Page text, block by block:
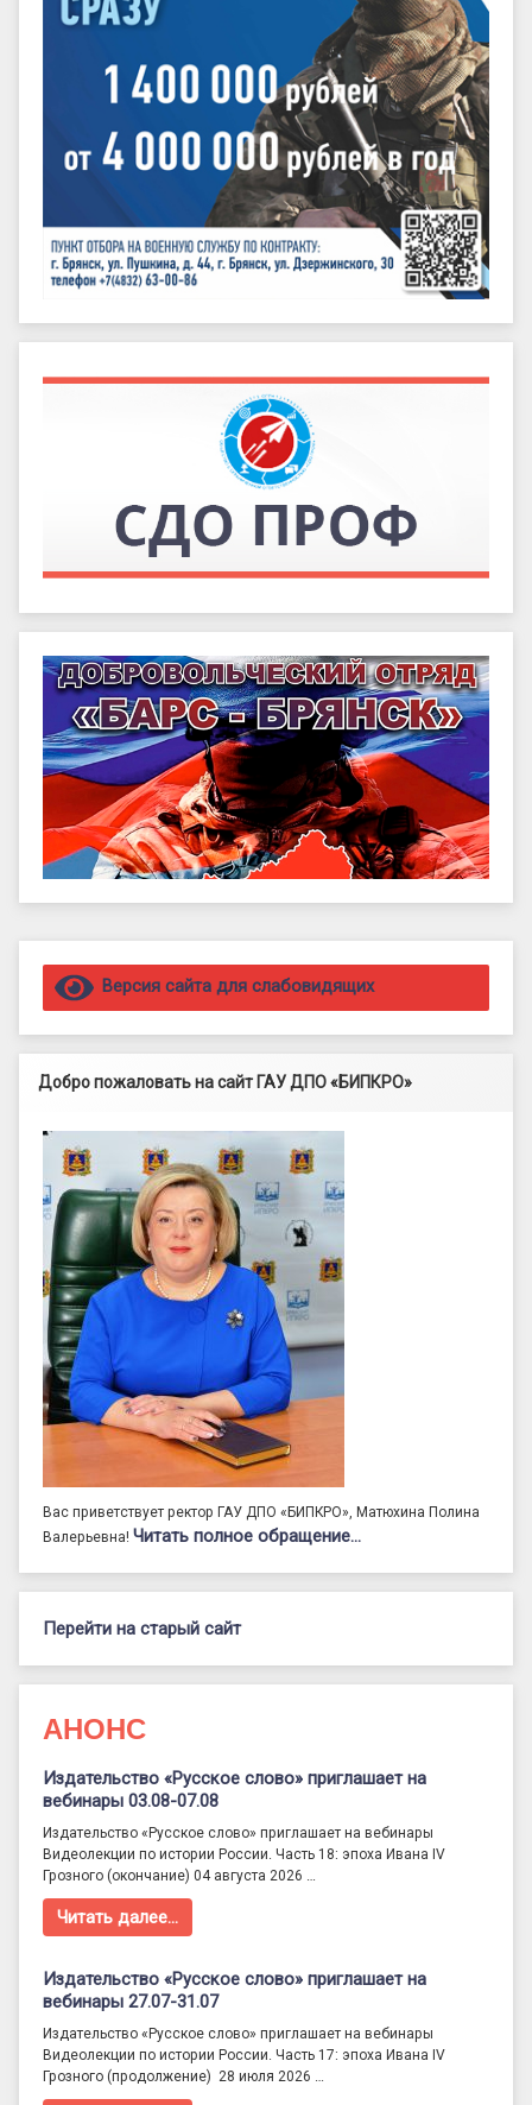
Правый сайдбар
Версия сайта для слабовидящих
Добро пожаловать на сайт ГАУ ДПО «БИПКРО»
Вас приветствует ректор ГАУ ДПО «БИПКРО», Матюхина Полина
Валерьевна! Читать полное обращение…
Перейти на старый сайт
АНОНС
Издательство «Русское слово» приглашает на
вебинары 03.08-07.08
Издательство «Русское слово» приглашает на вебинары
Видеолекции по истории России. Часть 18: эпоха Ивана IV
Грозного (окончание) 04 августа 2026 …
Читать далее…
Издательство «Русское слово» приглашает на
вебинары 27.07-31.07
Издательство «Русское слово» приглашает на вебинары
Видеолекции по истории России. Часть 17: эпоха Ивана IV
Грозного (продолжение) 28 июля 2026 …